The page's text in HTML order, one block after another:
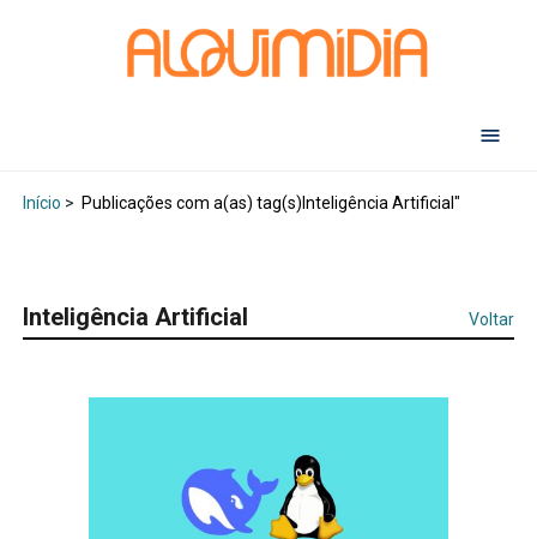
Início > Publicações com a(as) tag(s)Inteligência Artificial"
Inteligência Artificial Voltar